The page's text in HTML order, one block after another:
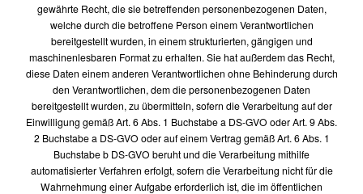
gewährte Recht, die sie betreffenden personenbezogenen Daten,
welche durch die betroffene Person einem Verantwortlichen
bereitgestellt wurden, in einem strukturierten, gängigen und
maschinenlesbaren Format zu erhalten. Sie hat außerdem das Recht,
diese Daten einem anderen Verantwortlichen ohne Behinderung durch
den Verantwortlichen, dem die personenbezogenen Daten
bereitgestellt wurden, zu übermitteln, sofern die Verarbeitung auf der
Einwilligung gemäß Art. 6 Abs. 1 Buchstabe a DS-GVO oder Art. 9 Abs.
2 Buchstabe a DS-GVO oder auf einem Vertrag gemäß Art. 6 Abs. 1
Buchstabe b DS-GVO beruht und die Verarbeitung mithilfe
automatisierter Verfahren erfolgt, sofern die Verarbeitung nicht für die
Wahrnehmung einer Aufgabe erforderlich ist, die im öffentlichen